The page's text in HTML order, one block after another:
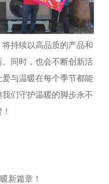
持续以高品质的产品和
同时，也会不断创新活
与温暖在每个季节都能
们守护温暖的脚步永不
新篇章！